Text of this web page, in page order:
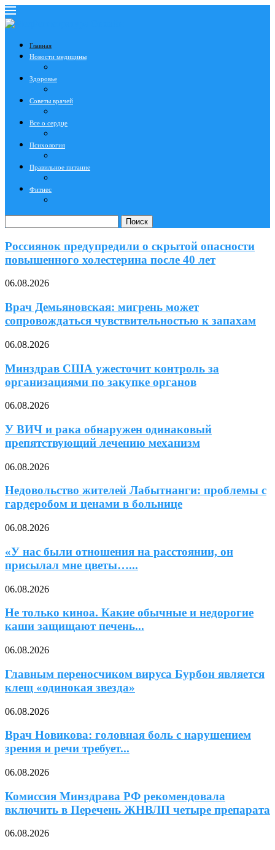
Главная
Новости медицины
Здоровье
Советы врачей
Все о сердце
Психология
Правильное питание
Фитнес
Поиск
Россиянок предупредили о скрытой опасности
повышенного холестерина после 40 лет
06.08.2026
Врач Демьяновская: мигрень может
сопровождаться чувствительностью к запахам
06.08.2026
Минздрав США ужесточит контроль за
организациями по закупке органов
06.08.2026
У ВИЧ и рака обнаружен одинаковый
препятствующий лечению механизм
06.08.2026
Недовольство жителей Лабытнанги: проблемы с
гардеробом и ценами в больнице
06.08.2026
«У нас были отношения на расстоянии, он
присылал мне цветы…...
06.08.2026
Не только киноа. Какие обычные и недорогие
каши защищают печень...
06.08.2026
Главным переносчиком вируса Бурбон является
клещ «одинокая звезда»
06.08.2026
Врач Новикова: головная боль с нарушением
зрения и речи требует...
06.08.2026
Комиссия Минздрава РФ рекомендовала
включить в Перечень ЖНВЛП четыре препарата
06.08.2026